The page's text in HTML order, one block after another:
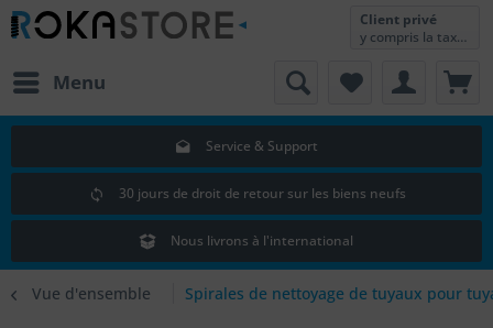
Menu
Client privé
y compris la taxe sur la valeur ajoutée
Service & Support
30 jours de droit de retour sur les biens neufs
Nous livrons à l'international
Vue d'ensemble Spirales de nettoyage de tuyaux pour